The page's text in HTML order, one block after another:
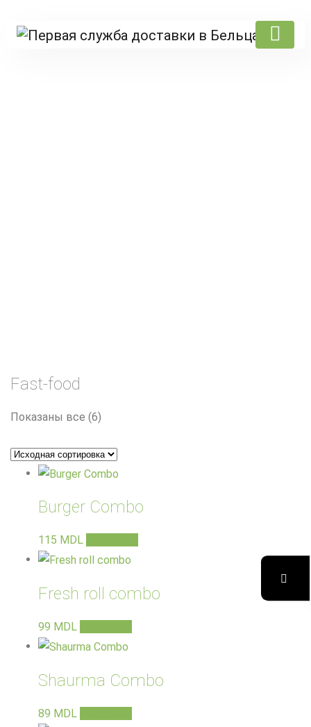
Fast-food
Показаны все (6)
Burger Combo
115 MDL
Fresh roll combo
99 MDL
Shaurma Combo
89 MDL